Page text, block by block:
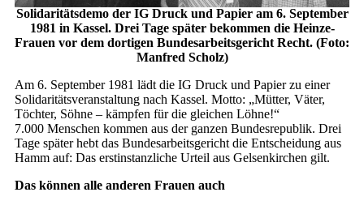
Solidaritätsdemo der IG Druck und Papier am 6. September
1981 in Kassel. Drei Tage später bekommen die Heinze-
Frauen vor dem dortigen Bundesarbeitsgericht Recht. (Foto:
Manfred Scholz)
Am 6. September 1981 lädt die IG Druck und Papier zu einer
Solidaritätsveranstaltung nach Kassel. Motto: „Mütter, Väter,
Töchter, Söhne – kämpfen für die gleichen Löhne!“
7.000 Menschen kommen aus der ganzen Bundesrepublik. Drei
Tage später hebt das Bundesarbeitsgericht die Entscheidung aus
Hamm auf: Das erstinstanzliche Urteil aus Gelsenkirchen gilt.
Das können alle anderen Frauen auch